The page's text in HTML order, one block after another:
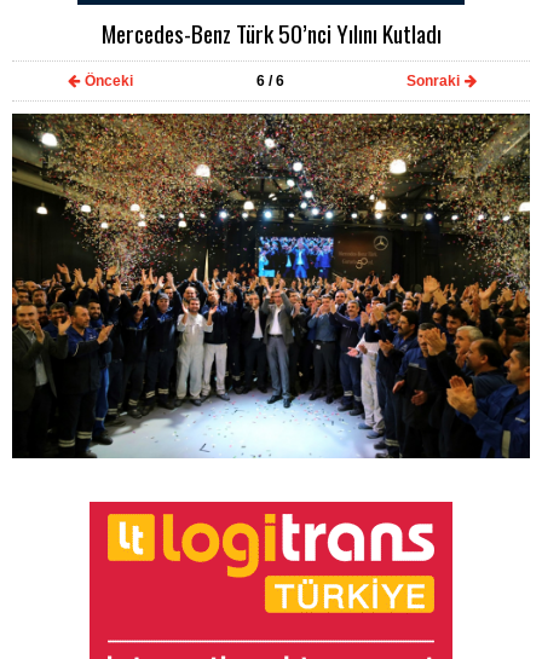
Mercedes-Benz Türk 50’nci Yılını Kutladı
Önceki 6 / 6 Sonraki